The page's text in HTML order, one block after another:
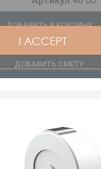
I ACCEPT
ДОБАВИТЬ В КОРЗИНУ
ДОБАВИТЬ СМЕТУ